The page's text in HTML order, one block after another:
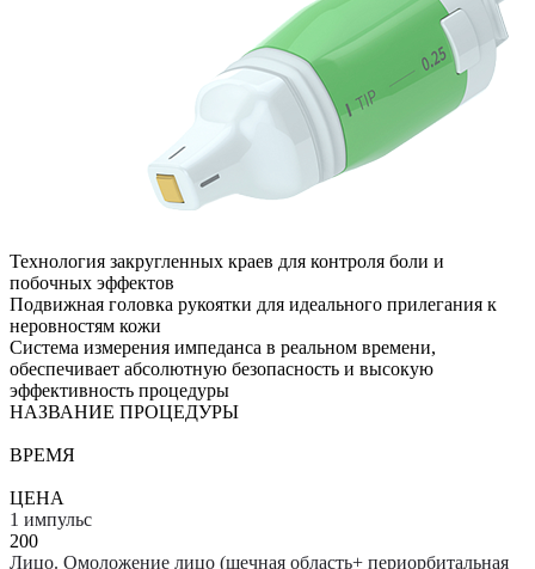
Технология закругленных краев для контроля боли и
побочных эффектов
Подвижная головка рукоятки для идеального прилегания к
неровностям кожи
Система измерения импеданса в реальном времени,
обеспечивает абсолютную безопасность и высокую
эффективность процедуры
НАЗВАНИЕ ПРОЦЕДУРЫ
ВРЕМЯ
ЦЕНА
1 импульс
200
Лицо. Омоложение лицо (щечная область+ периорбитальная